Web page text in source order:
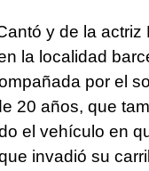
y de la
la localidad
por el
20 años, que
el vehículo en
invadió su